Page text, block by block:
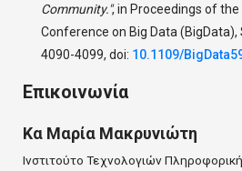
Community.",in Proceedings of the
Conference on Big Data (BigData),
4090-4099, doi: 10.1109/
Επικοινωνία
Κα Μαρία Μακρυνιώτη
Ινστιτούτο Τεχνολογιών